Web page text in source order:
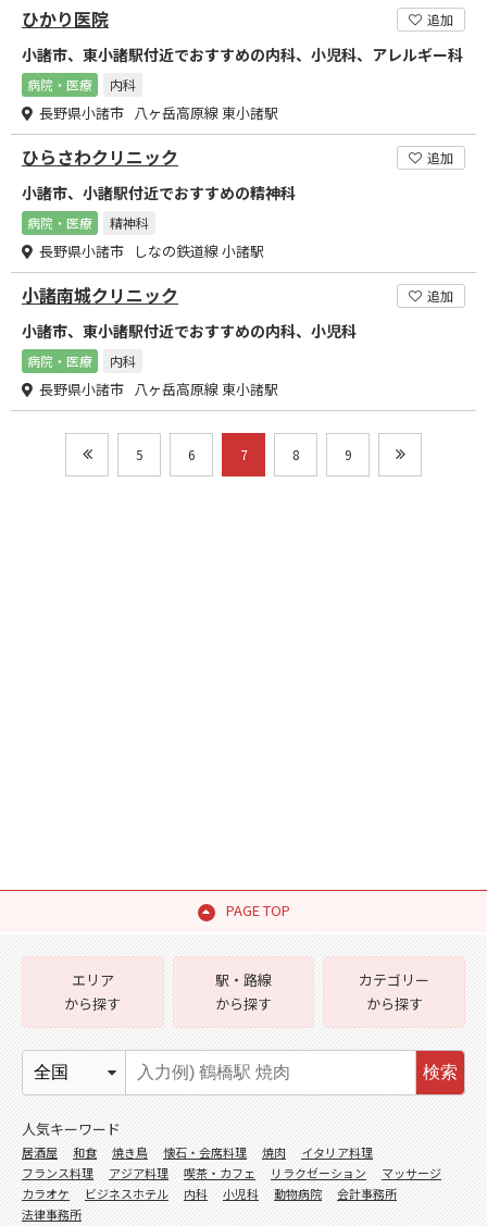
ひかり医院 追加
小諸市、東小諸駅付近でおすすめの内科、小児科、アレルギー科
病院・医療 内科
長野県小諸市 八ヶ岳高原線 東小諸駅
ひらさわクリニック 追加
小諸市、小諸駅付近でおすすめの精神科
病院・医療 精神科
長野県小諸市 しなの鉄道線 小諸駅
小諸南城クリニック 追加
小諸市、東小諸駅付近でおすすめの内科、小児科
病院・医療 内科
長野県小諸市 八ヶ岳高原線 東小諸駅
5 6 7 8 9
PAGE TOP
エリア
から探す
駅・路線
から探す
カテゴリー
から探す
検索
人気キーワード
居酒屋 和食 焼き鳥 懐石・会席料理 焼肉
イタリア料理
フランス料理
アジア料理 喫茶・カフェ リラクゼーション
マッサージ
カラオケ
ビジネスホテル 内科 小児科 動物病院
会計事務所
法律事務所